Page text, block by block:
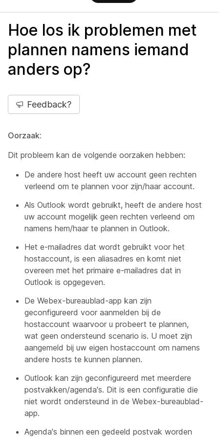
Hoe los ik problemen met
plannen namens iemand
anders op?
Feedback?
Oorzaak:
Dit probleem kan de volgende oorzaken hebben:
De andere host heeft uw account geen rechten
verleend om te plannen voor zijn/haar account.
Als Outlook wordt gebruikt, heeft de andere host
uw account mogelijk geen rechten verleend om
namens hem/haar te plannen in Outlook.
Het e-mailadres dat wordt gebruikt voor het
hostaccount, is een aliasadres en komt niet
overeen met het primaire e-mailadres dat in
Outlook is opgegeven.
De Webex-bureaublad-app kan zijn
geconfigureerd voor aanmelden bij de
hostaccount waarvoor u probeert te plannen,
wat geen ondersteund scenario is. U moet zijn
aangemeld bij uw eigen hostaccount om namens
andere hosts te kunnen plannen.
Outlook kan zijn geconfigureerd met meerdere
postvakken/agenda's. Dit is een configuratie die
niet wordt ondersteund in de Webex-bureaublad-
app.
Agenda's binnen een gedeeld postvak worden